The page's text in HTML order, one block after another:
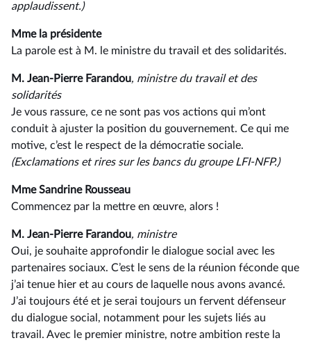
applaudissent.)
Mme la présidente
La parole est à M. le ministre du travail et des solidarités.
M. Jean-Pierre Farandou, ministre du travail et des
solidarités
Je vous rassure, ce ne sont pas vos actions qui m’ont
conduit à ajuster la position du gouvernement. Ce qui me
motive, c’est le respect de la démocratie sociale.
(Exclamations et rires sur les bancs du groupe LFI-NFP.)
Mme Sandrine Rousseau
Commencez par la mettre en œuvre, alors !
M. Jean-Pierre Farandou, ministre
Oui, je souhaite approfondir le dialogue social avec les
partenaires sociaux. C’est le sens de la réunion féconde que
j’ai tenue hier et au cours de laquelle nous avons avancé.
J’ai toujours été et je serai toujours un fervent défenseur
du dialogue social, notamment pour les sujets liés au
travail. Avec le premier ministre, notre ambition reste la